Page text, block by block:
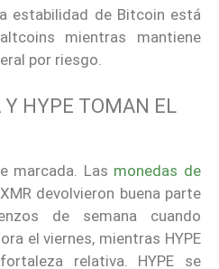
estabilidad de Bitcoin está
mientras mantiene
por riesgo.
Y HYPE TOMAN EL
marcada. Las monedas de
devolvieron buena parte
de semana cuando
el viernes, mientras HYPE
relativa. HYPE se